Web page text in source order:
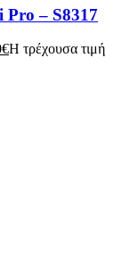
Pro – S8317
€Η τρέχουσα τιμή